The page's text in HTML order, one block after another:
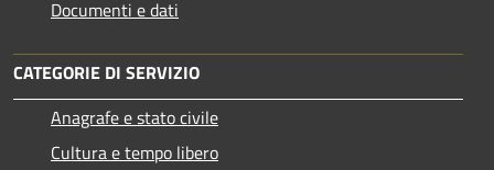
Documenti e dati
CATEGORIE DI SERVIZIO
Anagrafe e stato civile
Cultura e tempo libero